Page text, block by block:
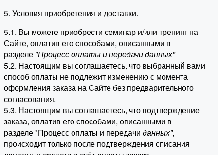
5. Условия приобретения и доставки.
5.1. Вы можете приобрести семинар и/или тренинг на
Сайте, оплатив его способами, описанными в
разделе "Процесс оплаты и передачи данных"
5.2. Настоящим вы соглашаетесь, что выбранный вами
способ оплаты не подлежит изменению с момента
оформления заказа на Сайте без предварительного
согласования.
5.3. Настоящим вы соглашаетесь, что подтверждение
заказа, оплатив его способами, описанными в
разделе "Процесс оплаты и передачи данных",
происходит только после подтверждения списания